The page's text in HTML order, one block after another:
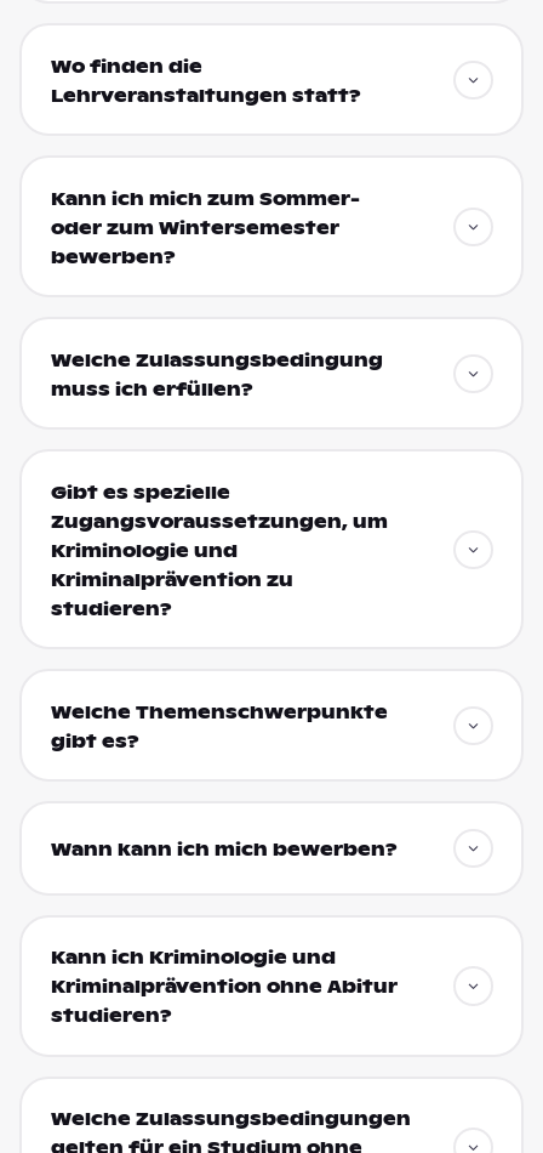
Wo finden die
Lehrveranstaltungen statt?
Kann ich mich zum Sommer-
oder zum Wintersemester
bewerben?
Welche Zulassungsbedingung
muss ich erfüllen?
Gibt es spezielle
Zugangsvoraussetzungen, um
Kriminologie und
Kriminalprävention zu
studieren?
Welche Themenschwerpunkte
gibt es?
Wann kann ich mich bewerben?
Kann ich Kriminologie und
Kriminalprävention ohne Abitur
studieren?
Welche Zulassungsbedingungen
gelten für ein Studium ohne